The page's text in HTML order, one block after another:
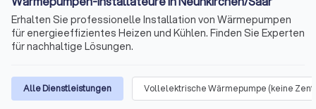
Erhalten Sie professionelle Installation von Wärmepumpen
für energieeffizientes Heizen und Kühlen. Finden Sie Experten
für nachhaltige Lösungen.
Alle Dienstleistungen Vollelektrische Wärmepumpe (keine